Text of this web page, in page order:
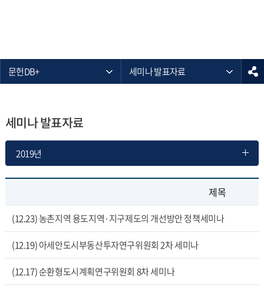
문헌DB+ 세미나 발표자료
세미나 발표자료
2019년
제목
(12.23) 농촌지역 용도지역·지구제도의 개선방안 정책세미나
(12.19) 아세안도시부동산투자연구위원회 2차 세미나
(12.17) 순환형도시계획연구위원회 8차 세미나